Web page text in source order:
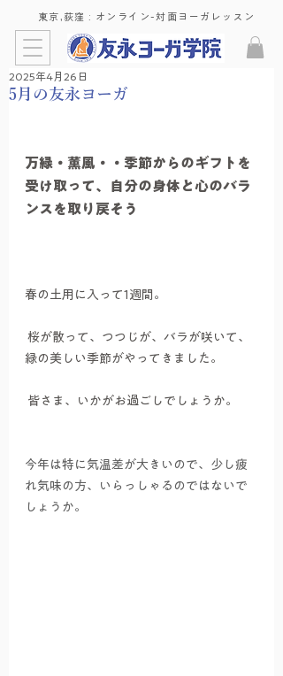
東京,荻窪 : ​オンライン-対面ヨーガレッスン
5月の友永ヨーガ
2025年4月26日
万緑・薫風・・季節からのギフトを
受け取って、自分の身体と心のバラ
ンスを取り戻そう
春の土用に入って1週間。
桜が散って、つつじが、バラが咲いて、
緑の美しい季節がやってきました。
皆さま、いかがお過ごしでしょうか。
今年は特に気温差が大きいので、少し疲
れ気味の方、いらっしゃるのではないで
しょうか。